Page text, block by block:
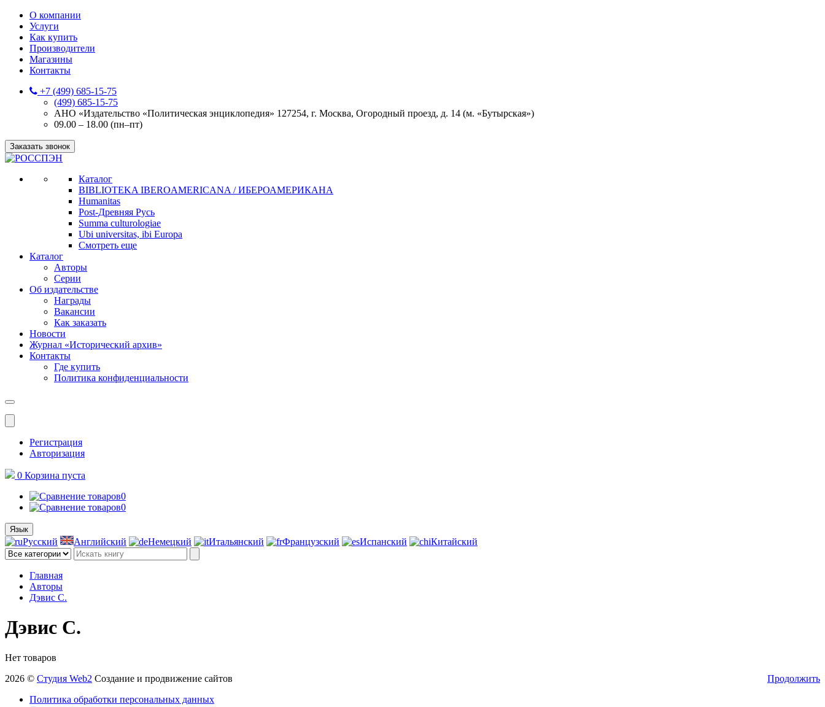
О компании
Услуги
Как купить
Производители
Магазины
Контакты
+7 (499) 685-15-75
(499) 685-15-75
АНО «Издательство «Политическая энциклопедия» 127254, г. Москва, Огородный проезд, д. 14 (м. «Бутырская»)
09.00 – 18.00 (пн–пт)
Заказать звонок
Каталог
BIBLIOTEKA IBEROAMERICANA / ИБЕРОАМЕРИКАНА
Humanitas
Post-Древняя Русь
Summa culturologiae
Ubi universitas, ibi Europa
Смотреть еще
Каталог
Авторы
Серии
Об издательстве
Награды
Вакансии
Как заказать
Новости
Журнал «Исторический архив»‎
Контакты
Где купить
Политика конфиденциальности
Меню
Регистрация
Авторизация
0 Корзина пуста
0
0
Язык
Русский Английский Немецкий Итальянский Французский Испанский Китайский
Главная
Авторы
Дэвис С.
Дэвис С.
Нет товаров
Продолжить
2026 © Студия Web2 Создание и продвижение сайтов
Политика обработки персональных данных